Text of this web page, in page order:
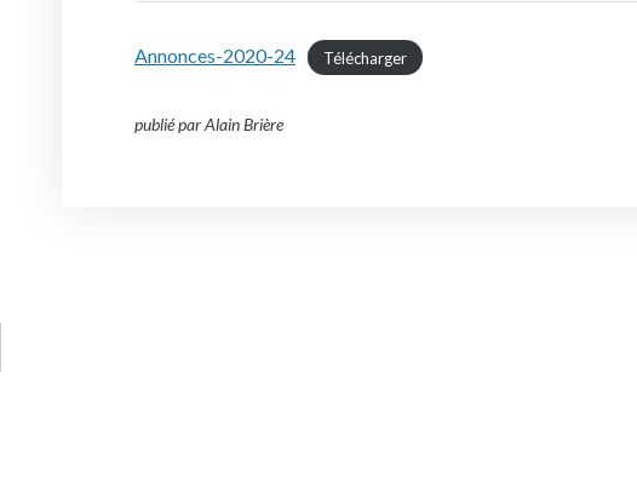
Annonces-2020-24 Télécharger
publié par Alain Brière